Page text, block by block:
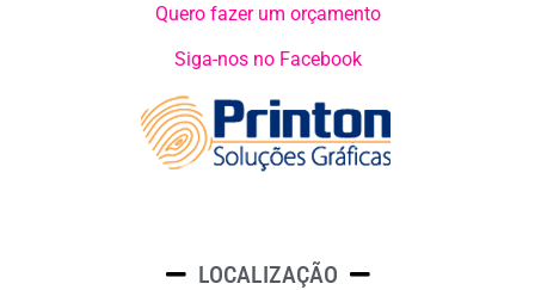
Quero fazer um orçamento
Siga-nos no Facebook
LOCALIZAÇÃO